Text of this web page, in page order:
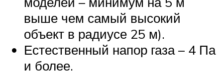
выше чем самый высокий
объект в радиусе 25 м).
Естественный напор газа – 4 Па
и более.